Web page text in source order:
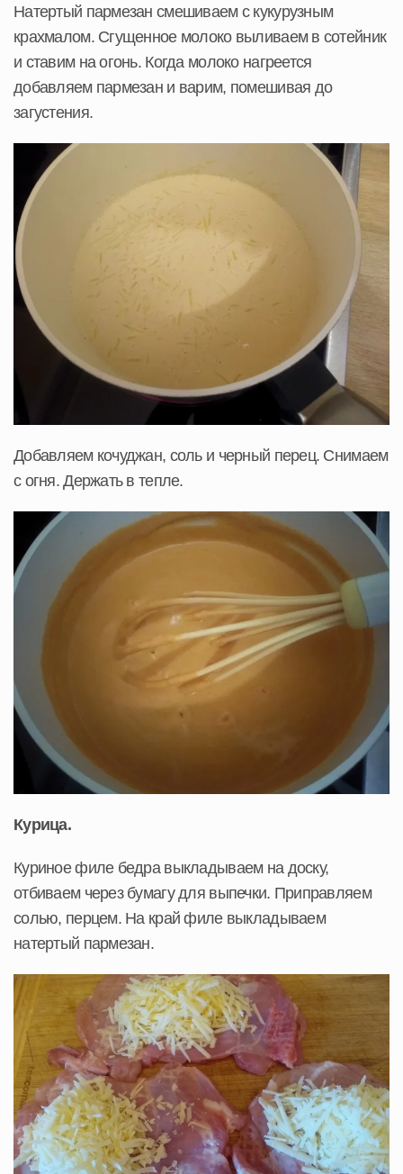
Натертый пармезан смешиваем с кукурузным
крахмалом. Сгущенное молоко выливаем в сотейник
и ставим на огонь. Когда молоко нагреется
добавляем пармезан и варим, помешивая до
загустения.
Добавляем кочуджан, соль и черный перец. Снимаем
с огня. Держать в тепле.
Курица.
Куриное филе бедра выкладываем на доску,
отбиваем через бумагу для выпечки. Приправляем
солью, перцем. На край филе выкладываем
натертый пармезан.